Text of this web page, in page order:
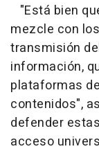
"Está bien
mezcle con
transmisión
información,
plataformas
contenidos",
defender
acceso